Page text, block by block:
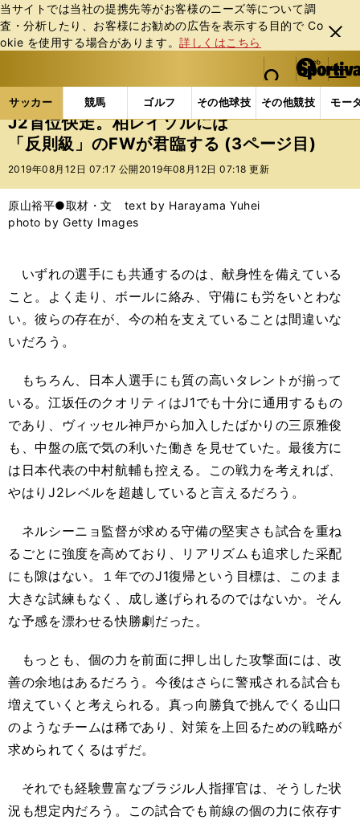
当サイトでは当社の提携先等がお客様のニーズ等について調
査・分析したり、お客様にお勧めの広告を表⽰する⽬的で Co
okie を使⽤する場合があります。詳しくはこちら
閉じ
る
web Sportiva (webスポルティーバ)
検索
マイペ
ー
ジ
メニュ
サッカー 競馬 ゴルフ その他球技 その他競技 モー
ス
ポ
ル
バ
サッカーの記事一覧 Jリーグ他 Jリーグ J2首位
J2首位快走。柏レイソルには
「反則級」のFWが君臨する (3ページ目)
2019年08月12日 07:17 公開 2019年08月12日 07:18 更新
原山裕平●取材・文 text by Harayama Yuhei
photo by Getty Images
いずれの選手にも共通するのは、献身性を備えている
こと。よく走り、ボールに絡み、守備にも労をいとわな
い。彼らの存在が、今の柏を支えていることは間違いな
いだろう。
もちろん、日本人選手にも質の高いタレントが揃って
いる。江坂任のクオリティはJ1でも十分に通用するもの
であり、ヴィッセル神戸から加入したばかりの三原雅俊
も、中盤の底で気の利いた働きを見せていた。最後方に
は日本代表の中村航輔も控える。この戦力を考えれば、
やはりJ2レベルを超越していると言えるだろう。
ネルシーニョ監督が求める守備の堅実さも試合を重ね
るごとに強度を高めており、リアリズムも追求した采配
にも隙はない。１年でのJ1復帰という目標は、このまま
大きな試練もなく、成し遂げられるのではないか。そん
な予感を漂わせる快勝劇だった。
もっとも、個の力を前面に押し出した攻撃面には、改
善の余地はあるだろう。今後はさらに警戒される試合も
増えていくと考えられる。真っ向勝負で挑んでくる山口
のようなチームは稀であり、対策を上回るための戦略が
求められてくるはずだ。
それでも経験豊富なブラジル人指揮官は、そうした状
況も想定内だろう。この試合でも前線の個の力に依存す